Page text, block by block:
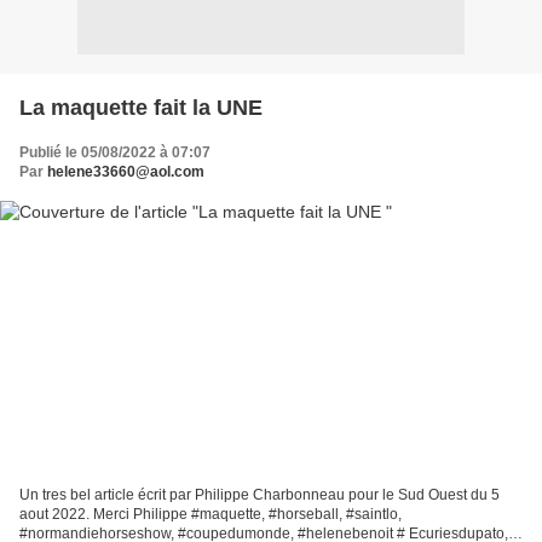
La maquette fait la UNE
Publié le 05/08/2022 à 07:07
Par helene33660@aol.com
Un tres bel article écrit par Philippe Charbonneau pour le Sud Ouest du 5
aout 2022. Merci Philippe #maquette, #horseball, #saintlo,
#normandiehorseshow, #coupedumonde, #helenebenoit # Ecuriesdupato,